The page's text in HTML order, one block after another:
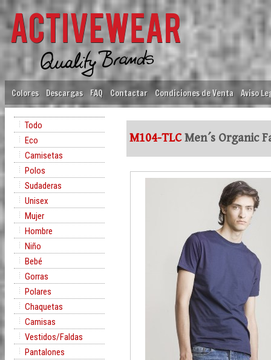
Colores Descargas FAQ Contactar Condiciones de Venta Aviso
Todo
Eco
Camisetas
Polos
Sudaderas
Unisex
Mujer
Hombre
Niño
Bebé
Gorras
Polares
Chaquetas
Camisas
Vestidos/Faldas
Pantalones
M104-TLCMen´s Organic